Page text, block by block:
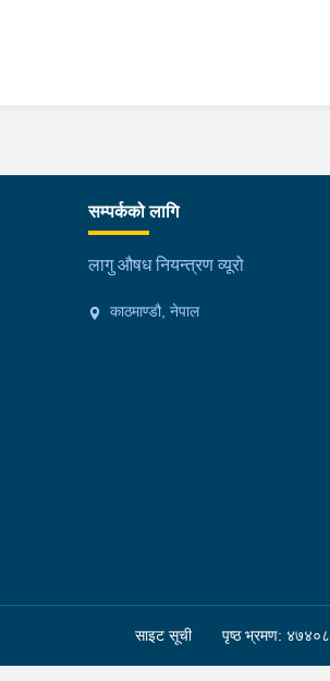
सम्पर्कको लागि
लागु औषध नियन्त्रण व्यूरो
काठमाण्डौ, नेपाल
साइट सूची पृष्ठ भ्रमण: ४७४०८